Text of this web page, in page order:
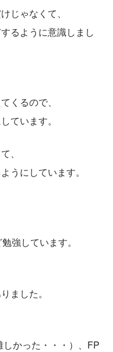
じゃなくて、
るように意識しまし
くるので、
ています。
、
うにしています。
強しています。
ました。
かった・・・）、FP